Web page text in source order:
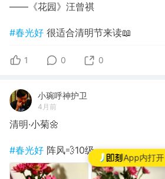
App内打开
——《花园》汪曾祺
#春光好 很适合清明节来读📖
1 0 0
小琬呼神护卫
4月前
清明·小菊🌼
#春光好 阵风💨10级